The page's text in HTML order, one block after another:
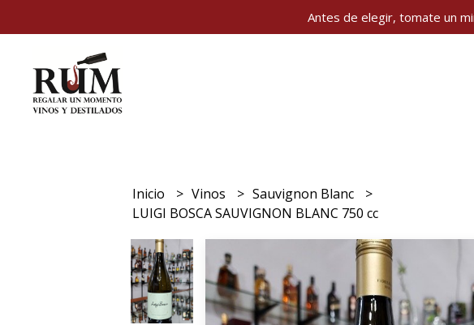
Antes de elegir, tomate un
Inicio Vinos
Sauvignon Blanc
LUIGI BOSCA SAUVIGNON BLANC 750 cc